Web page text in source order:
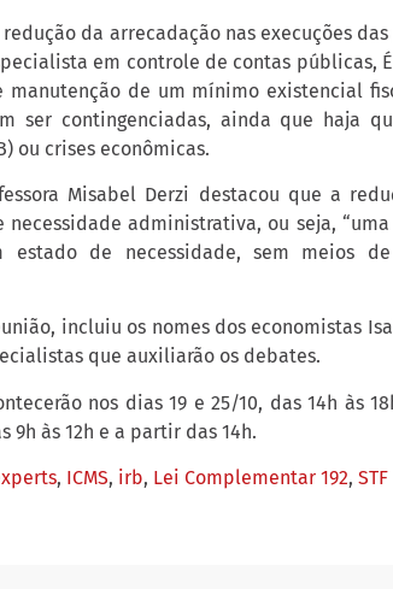
da arrecadação nas execuções
em controle de contas públicas,
manutenção de um mínimo existencial
ser contingenciadas, ainda que haja
ou crises econômicas.
Misabel Derzi destacou que a
administrativa, ou seja,
estado de necessidade, sem meios
incluiu os nomes dos economistas
que auxiliarão os debates.
nos dias 19 e 25/10, das 14h às
9h às 12h e a partir das 14h.
, ICMS, irb, Lei Complementar 192, STF